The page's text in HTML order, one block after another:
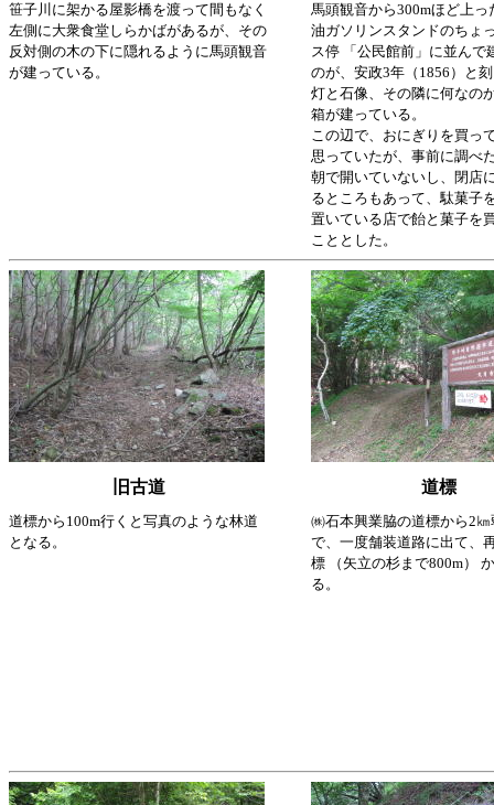
笹子川に架かる屋影橋を渡って間もなく
左側に大衆食堂しらかばがあるが、その
反対側の木の下に隠れるように馬頭観音
が建っている。
馬頭観音から300mほど上っ
油ガソリンスタンドのちょ
ス停 「公民館前」に並んで
のが、安政3年（1856）と
灯と石像、その隣に何なの
箱が建っている。
この辺で、おにぎりを買っ
思っていたが、事前に調べ
朝で開いていないし、閉店
るところもあって、駄菓子
置いている店で飴と菓子を
こととした。
旧古道 道標
道標から100m行くと写真のような林道
となる。
㈱石本興業脇の道標から2
で、一度舗装道路に出て、
標 （矢立の杉まで800m）
る。